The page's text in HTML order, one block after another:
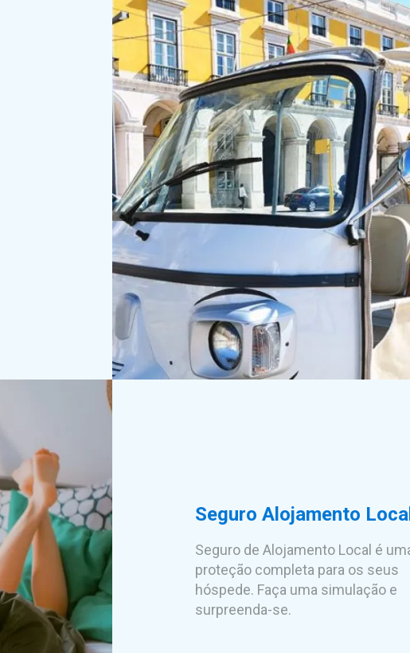
Seguro Alojamento
Seguro de Alojamento Local é
proteção completa para os seus
hóspede. Faça uma simulação e
surpreenda-se.